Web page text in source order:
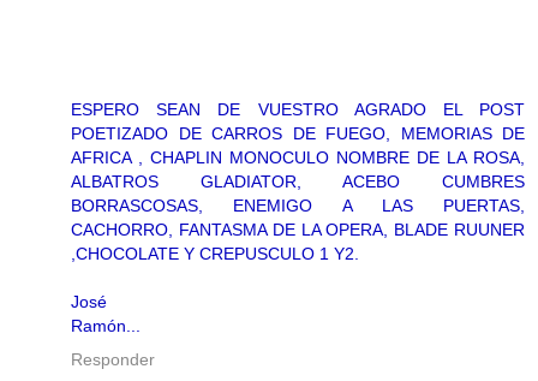
ESPERO SEAN DE VUESTRO AGRADO EL POST
POETIZADO DE CARROS DE FUEGO, MEMORIAS DE
AFRICA , CHAPLIN MONOCULO NOMBRE DE LA ROSA,
ALBATROS GLADIATOR, ACEBO CUMBRES
BORRASCOSAS, ENEMIGO A LAS PUERTAS,
CACHORRO, FANTASMA DE LA OPERA, BLADE RUUNER
,CHOCOLATE Y CREPUSCULO 1 Y2.
José
Ramón...
Responder